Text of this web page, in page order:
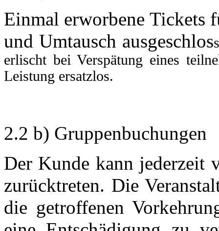
Einmal erworbene Tickets
und Umtausch ausgeschlos
erlischt bei Verspätung eines
Leistung ersatzlos.
2.2 b) Gruppenbuchungen
Der Kunde kann jederzeit
zurücktreten. Die
die getroffenen